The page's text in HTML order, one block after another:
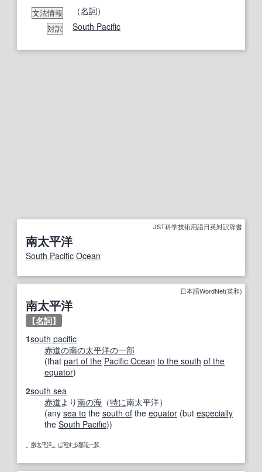
文法情報 （名詞）
対訳 South Pacific
JST科学技術用語日英対訳辞書
南太平洋
South Pacific Ocean
日本語WordNet(英和)
南太平洋
【名詞】
1south pacific
赤道の南の太平洋の一部
(that part of the Pacific Ocean to the south of the
equator)
2south sea
赤道より南の海 （特に南太平洋）
(any sea to the south of the equator (but especially
the South Pacific))
「南太平洋」に関する類語一覧